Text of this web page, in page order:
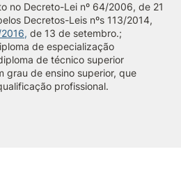
de Coimbra. Todos os direitos reservados.
no Decreto-Lei nº 64/2006, de 21
Decretos-Leis nºs 113/2014,
, de 13 de setembro.;
de especialização
de técnico superior
grau de ensino superior, que
profissional.